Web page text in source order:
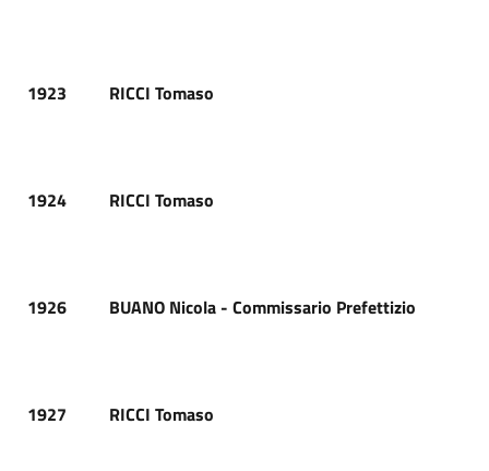
1923 RICCI Tomaso
1924 RICCI Tomaso
1926 BUANO Nicola - Commissario Prefettizio
1927 RICCI Tomaso